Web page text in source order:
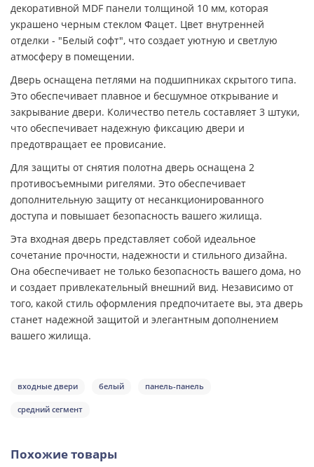
декоративной MDF панели толщиной 10 мм, которая
украшено черным стеклом Фацет. Цвет внутренней
отделки - "Белый софт", что создает уютную и светлую
атмосферу в помещении.
Дверь оснащена петлями на подшипниках скрытого типа.
Это обеспечивает плавное и бесшумное открывание и
закрывание двери. Количество петель составляет 3 штуки,
что обеспечивает надежную фиксацию двери и
предотвращает ее провисание.
Для защиты от снятия полотна дверь оснащена 2
противосъемными ригелями. Это обеспечивает
дополнительную защиту от несанкционированного
доступа и повышает безопасность вашего жилища.
Эта входная дверь представляет собой идеальное
сочетание прочности, надежности и стильного дизайна.
Она обеспечивает не только безопасность вашего дома, но
и создает привлекательный внешний вид. Независимо от
того, какой стиль оформления предпочитаете вы, эта дверь
станет надежной защитой и элегантным дополнением
вашего жилища.
входные двери белый панель-панель
средний сегмент
Похожие товары